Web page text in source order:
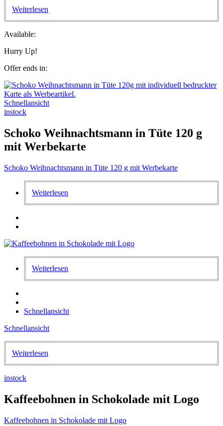
Weiterlesen
Available:
Hurry Up!
Offer ends in:
Schnellansicht
instock
Schoko Weihnachtsmann in Tüte 120 g
mit Werbekarte
Schoko Weihnachtsmann in Tüte 120 g mit Werbekarte
Weiterlesen
Weiterlesen
Schnellansicht
Schnellansicht
Weiterlesen
instock
Kaffeebohnen in Schokolade mit Logo
Kaffeebohnen in Schokolade mit Logo